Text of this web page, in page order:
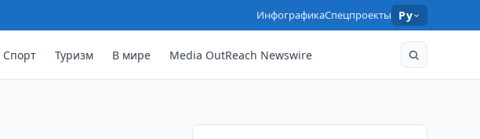
ИнфографикаСпецпроекты Ру
Спорт Туризм В мире Media OutReach Newswire